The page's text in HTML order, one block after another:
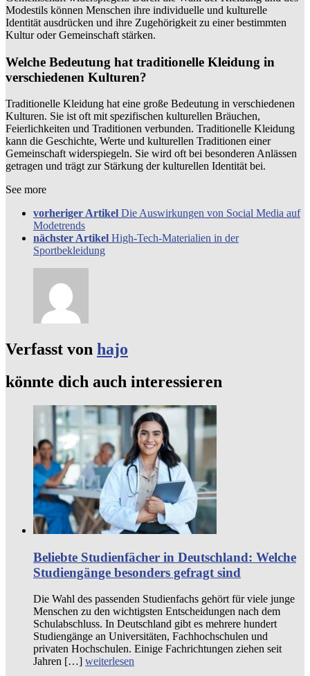
Modestils können Menschen ihre individuelle und kulturelle
Identität ausdrücken und ihre Zugehörigkeit zu einer bestimmten
Kultur oder Gemeinschaft stärken.
Welche Bedeutung hat traditionelle Kleidung in
verschiedenen Kulturen?
Traditionelle Kleidung hat eine große Bedeutung in verschiedenen
Kulturen. Sie ist oft mit spezifischen kulturellen Bräuchen,
Feierlichkeiten und Traditionen verbunden. Traditionelle Kleidung
kann die Geschichte, Werte und kulturellen Traditionen einer
Gemeinschaft widerspiegeln. Sie wird oft bei besonderen Anlässen
getragen und trägt zur Stärkung der kulturellen Identität bei.
See more
vorheriger Artikel Die Auswirkungen von Social Media auf
Modetrends
nächster Artikel High-Tech-Materialien in der
Sportbekleidung
Verfasst von hajo
könnte dich auch interessieren
Beliebte Studienfächer in Deutschland: Welche
Studiengänge besonders gefragt sind
Die Wahl des passenden Studienfachs gehört für viele junge
Menschen zu den wichtigsten Entscheidungen nach dem
Schulabschluss. In Deutschland gibt es mehrere hundert
Studiengänge an Universitäten, Fachhochschulen und
privaten Hochschulen. Einige Fachrichtungen ziehen seit
Jahren […] weiterlesen